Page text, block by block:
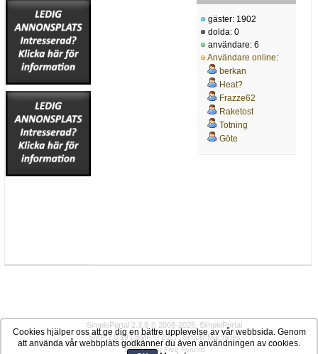
gäster: 1902
dolda: 0
användare: 6
Användare online:
berkan
Heat?
Frazze62
Raketost
Totning
Göte
SimplePortal 2.3.8 © 2008-2026, SimplePortal
SMF 2.0.19|SMF © 2017,Simple Machines
SMFAdsfor Free Forums
Cookies hjälper oss att ge dig en bättre upplevelse av vår webbsida. Genom
att använda vår webbplats godkänner du även användningen av cookies.